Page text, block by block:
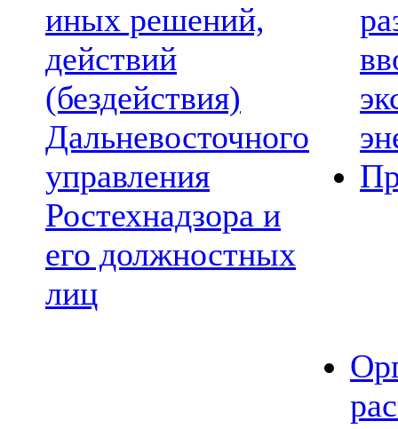
иных решений,
действий
(бездействия)
Дальневосточного
управления
Ростехнадзора и
его должностных
лиц